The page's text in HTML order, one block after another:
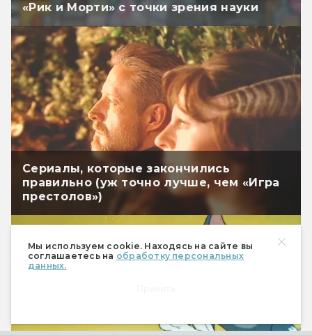
Мы используем cookie. Находясь на сайте вы
соглашаетесь на обработку персональных
данных.
«Рик и Морти» с точки зрения науки
Сериалы, которые закончились
правильно (уж точно лучше, чем «Игра
престолов»)